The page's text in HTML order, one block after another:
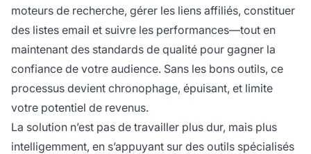
moteurs de recherche, gérer les liens affiliés, constituer
des listes email et suivre les performances—tout en
maintenant des standards de qualité pour gagner la
confiance de votre audience. Sans les bons outils, ce
processus devient chronophage, épuisant, et limite
votre potentiel de revenus.
La solution n’est pas de travailler plus dur, mais plus
intelligemment, en s’appuyant sur des outils spécialisés